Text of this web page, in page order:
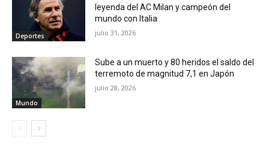
Deportes
leyenda del AC Milan y campeón del
mundo con Italia
julio 31, 2026
Mundo
Sube a un muerto y 80 heridos el saldo del
terremoto de magnitud 7,1 en Japón
julio 28, 2026